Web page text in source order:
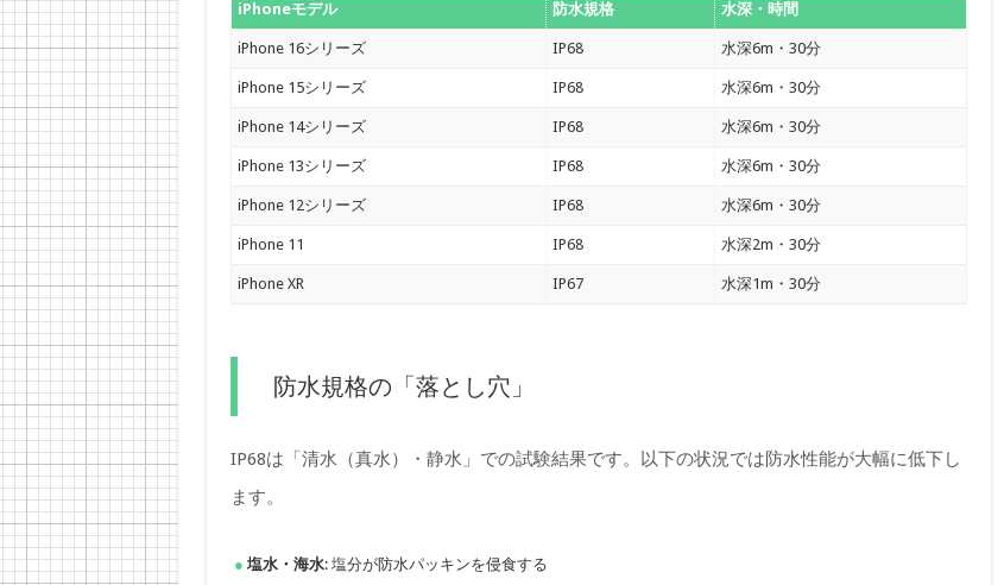
iPhoneモデル 防水規格 水深・時間
iPhone 16シリーズ IP68 水深6m・30分
iPhone 15シリーズ IP68 水深6m・30分
iPhone 14シリーズ IP68 水深6m・30分
iPhone 13シリーズ IP68 水深6m・30分
iPhone 12シリーズ IP68 水深6m・30分
iPhone 11 IP68 水深2m・30分
iPhone XR IP67 水深1m・30分
防水規格の「落とし穴」
IP68は「清水（真水）・静水」での試験結果です。以下の状況では防水性能が大幅に低下し
ます。
塩水・海水: 塩分が防水パッキンを侵食する